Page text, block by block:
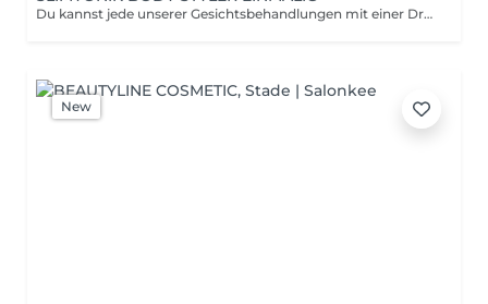
Du kannst jede unserer Gesichtsbehandlungen mit einer Druckwellenmassage ergänzen.
New